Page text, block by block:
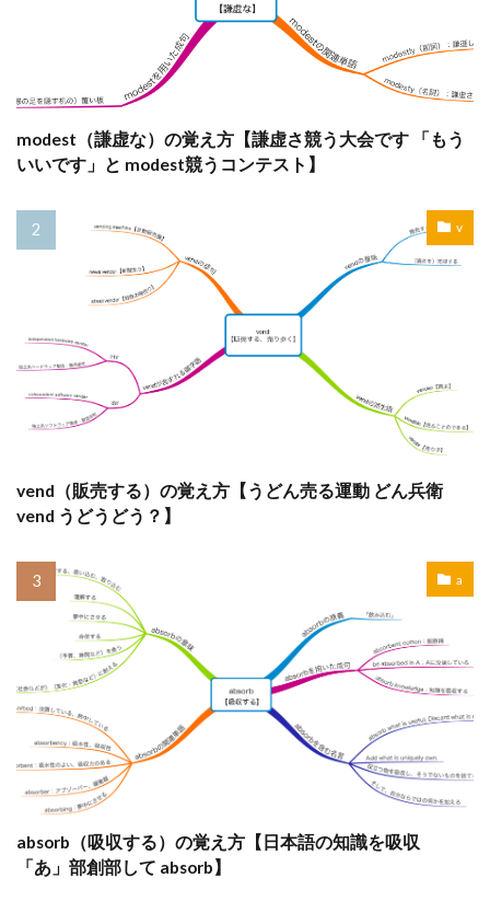
modest（謙虚な）の覚え方【謙虚さ競う大会です 「もう
いいです」と modest競うコンテスト】
v
vend（販売する）の覚え方【うどん売る運動 どん兵衛
vend うどうどう？】
a
absorb（吸収する）の覚え方【日本語の知識を吸収
「あ」部創部して absorb】